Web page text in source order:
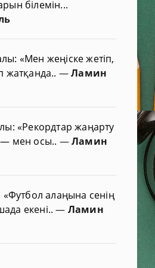
білемін...
«Мен жеңіске жетіп,
жатқанда.. —Ламин
«Рекордтар жаңарту
мен осы.. —Ламин
«Футбол алаңына сенің
екені..— Ламин